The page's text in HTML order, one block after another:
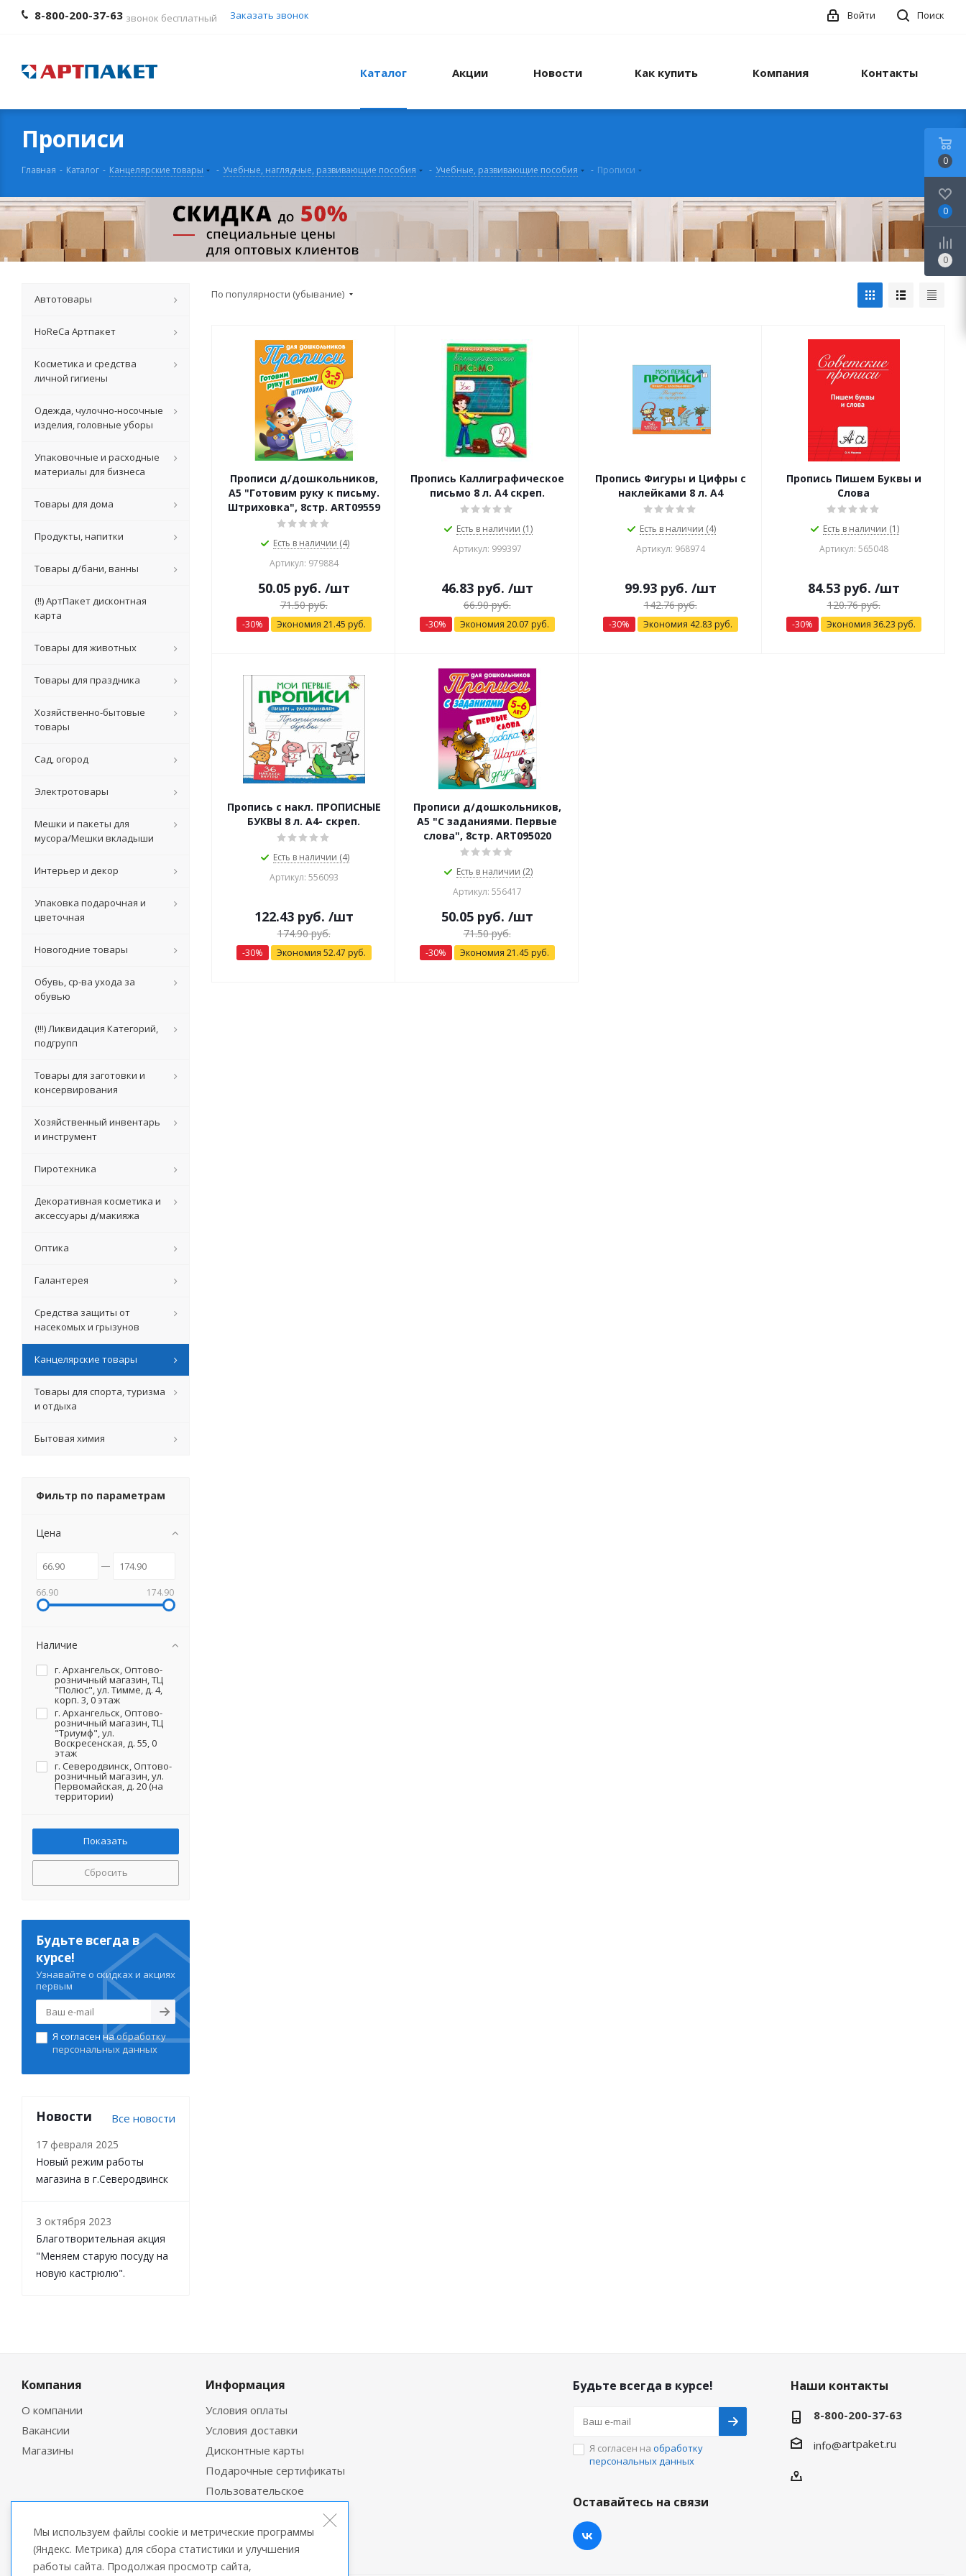
8-800-200-37-63 звонок бесплатный Заказать звонок Поиск
Войти
Каталог Акции Новости Как купить Компания Контакты
Прописи
Главная - Каталог - Канцелярские товары - Учебные, наглядные, развивающие пособия - Учебные, развивающие пособия - Прописи
По популярности (убывание)
Прописи д/дошкольников,
А5 "Готовим руку к письму.
Штриховка", 8стр. ART09559
Есть в наличии (4)
Артикул: 979884
50.05руб. /шт
71.50руб.
-30% Экономия 21.45 руб.
Пропись Каллиграфическое
письмо 8 л. А4 скреп.
Есть в наличии (1)
Артикул: 999397
46.83руб. /шт
66.90руб.
-30% Экономия 20.07 руб.
Пропись Фигуры и Цифры с
наклейками 8 л. А4
Есть в наличии (4)
Артикул: 968974
99.93руб. /шт
142.76руб.
-30% Экономия 42.83 руб.
Пропись Пишем Буквы и
Слова
Есть в наличии (1)
Артикул: 565048
84.53руб. /шт
120.76руб.
-30% Экономия 36.23 руб.
Пропись с накл. ПРОПИСНЫЕ
БУКВЫ 8 л. А4- скреп.
Есть в наличии (4)
Артикул: 556093
122.43руб. /шт
174.90руб.
-30% Экономия 52.47 руб.
Прописи д/дошкольников,
А5 "С заданиями. Первые
слова", 8стр. ART095020
Есть в наличии (2)
Артикул: 556417
50.05руб. /шт
71.50руб.
-30% Экономия 21.45 руб.
Автотовары
HoReCa Артпакет
Косметика и средства
личной гигиены
Одежда, чулочно-носочные
изделия, головные уборы
Упаковочные и расходные
материалы для бизнеса
Товары для дома
Продукты, напитки
Товары д/бани, ванны
(!!) АртПакет дисконтная
карта
Товары для животных
Товары для праздника
Хозяйственно-бытовые
товары
Сад, огород
Электротовары
Мешки и пакеты для
мусора/Мешки вкладыши
Интерьер и декор
Упаковка подарочная и
цветочная
Новогодние товары
Обувь, ср-ва ухода за
обувью
(!!!) Ликвидация Категорий,
подгрупп
Товары для заготовки и
консервирования
Хозяйственный инвентарь
и инструмент
Пиротехника
Декоративная косметика и
аксессуары д/макияжа
Оптика
Галантерея
Средства защиты от
насекомых и грызунов
Канцелярские товары
Товары для спорта, туризма
и отдыха
Бытовая химия
Фильтр по параметрам
Цена
66.90 174.90
Наличие
г. Архангельск, Оптово-
розничный магазин, ТЦ
"Полюс", ул. Тимме, д. 4,
корп. 3, 0 этаж
г. Архангельск, Оптово-
розничный магазин, ТЦ
"Триумф", ул.
Воскресенская, д. 55, 0
этаж
г. Северодвинск, Оптово-
розничный магазин, ул.
Первомайская, д. 20 (на
территории)
Сбросить
Будьте всегда в
курсе!
Узнавайте о скидках и акциях
первым
Я согласен наобработку
персональных данных
Новости Все новости
17 февраля 2025
Новый режим работы
магазина в г.Северодвинск
3 октября 2023
Благотворительная акция
"Меняем старую посуду на
новую кастрюлю".
Компания
О компании
Вакансии
Магазины
Информация
Условия оплаты
Условия доставки
Дисконтные карты
Подарочные сертификаты
Пользовательское
соглашение
Будьте всегда в курсе!
Я согласен на обработку
персональных данных
Оставайтесь на связи
Наши контакты
8-800-200-37-63
info@artpaket.ru
Мы используем файлы cookie и метрические программы
(Яндекс. Метрика) для сбора статистики и улучшения
работы сайта. Продолжая просмотр сайта,
0
0
0